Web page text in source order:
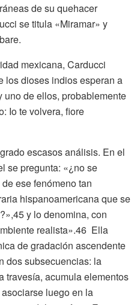
de su quehacer
se titula «Miramar» y
mexicana, Carducci
los dioses indios esperan a
de ellos, probablemente
Io te volvera, fiore
escasos análisis. En el
se pregunta: «¿no se
ese fenómeno tan
hispanoamericana que se
y lo denomina, con
realista».46 Ella
de gradación ascendente
dos subsecuencias: la
travesía, acumula elementos
luego en la